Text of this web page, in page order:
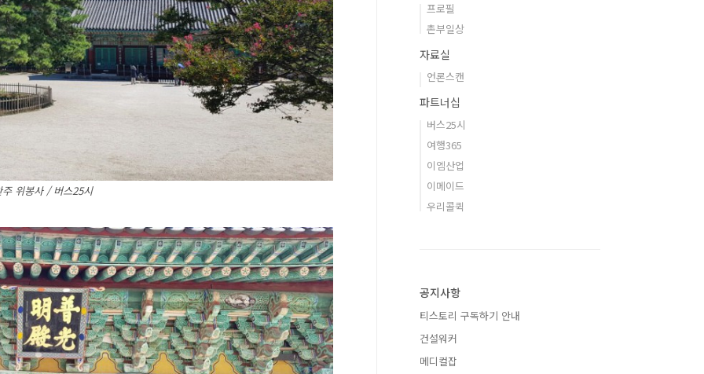
위봉사 / 버스25시
프로필
촌부일상
자료실
언론스캔
파트너십
버스25시
여행365
이엠산업
이메이드
우리콜퀵
공지사항
티스토리 구독하기 안내
건설워커
메디컬잡